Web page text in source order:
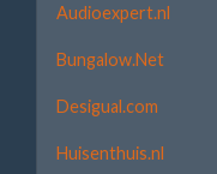
Audioexpert.nl
Bungalow.Net
Desigual.com
Huisenthuis.nl